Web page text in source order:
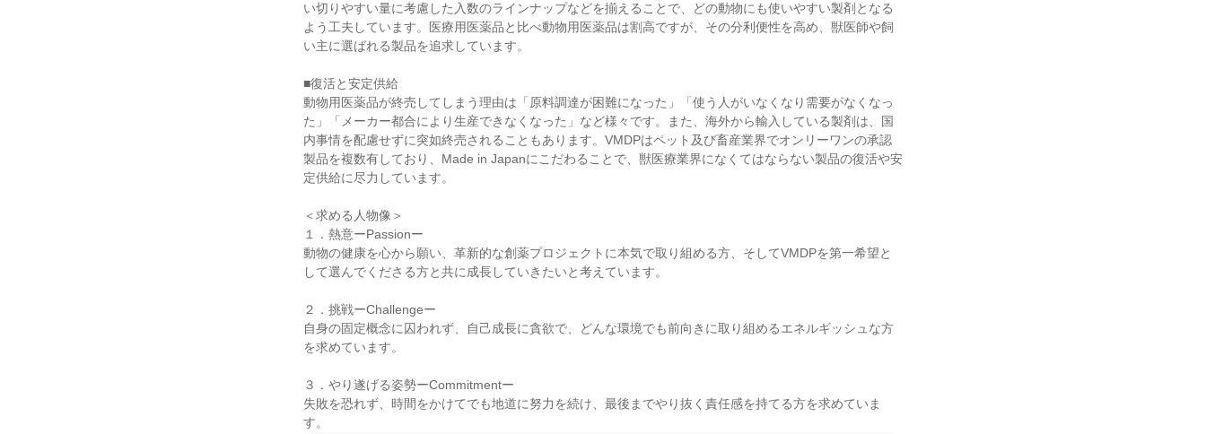
い切りやすい量に考慮した入数のラインナップなどを揃えることで、どの動物にも使いやすい製剤となる
よう工夫しています。医療用医薬品と比べ動物用医薬品は割高ですが、その分利便性を高め、獣医師や飼
い主に選ばれる製品を追求しています。
■復活と安定供給
動物用医薬品が終売してしまう理由は「原料調達が困難になった」「使う人がいなくなり需要がなくなっ
た」「メーカー都合により生産できなくなった」など様々です。また、海外から輸入している製剤は、国
内事情を配慮せずに突如終売されることもあります。VMDPはペット及び畜産業界でオンリーワンの承認
製品を複数有しており、Made in Japanにこだわることで、獣医療業界になくてはならない製品の復活や安
定供給に尽力しています。
＜求める人物像＞
１．熱意ーPassionー
動物の健康を心から願い、革新的な創薬プロジェクトに本気で取り組める方、そしてVMDPを第一希望と
して選んでくださる方と共に成長していきたいと考えています。
２．挑戦ーChallengeー
自身の固定概念に囚われず、自己成長に貪欲で、どんな環境でも前向きに取り組めるエネルギッシュな方
を求めています。
３．やり遂げる姿勢ーCommitmentー
失敗を恐れず、時間をかけてでも地道に努力を続け、最後までやり抜く責任感を持てる方を求めていま
す。